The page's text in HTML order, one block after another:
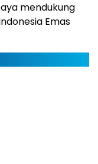
mendukung
Emas